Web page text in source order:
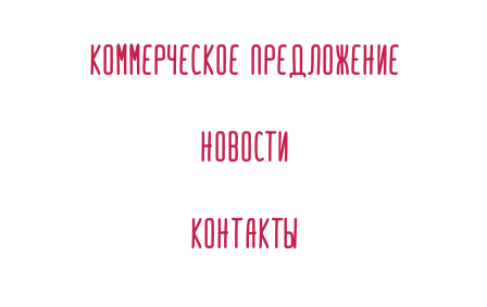
Коммерческое предложение
Новости
Контакты